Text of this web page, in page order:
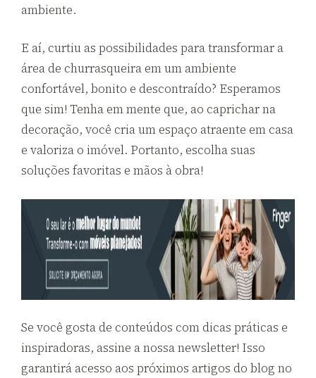
ambiente.
E aí, curtiu as possibilidades para transformar a
área de churrasqueira em um ambiente
confortável, bonito e descontraído? Esperamos
que sim! Tenha em mente que, ao caprichar na
decoração, você cria um espaço atraente em casa
e valoriza o imóvel. Portanto, escolha suas
soluções favoritas e mãos à obra!
Se você gosta de conteúdos com dicas práticas e
inspiradoras, assine a nossa newsletter! Isso
garantirá acesso aos próximos artigos do blog no